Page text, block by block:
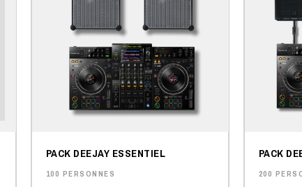
PACK DEEJAY ESSENTIEL
100 PERSONNES
PACK
200